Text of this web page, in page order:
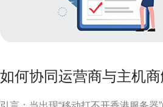
如何协同运营商与主机